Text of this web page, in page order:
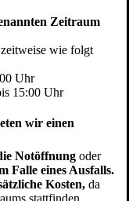
etc.
Oberfläche
Farben Verkehrsweiß
7016),
(ähnlich
Zeitraum
wie folgt
Uhr
15:00 Uhr
wir einen
Notöffnung oder
Falle eines Ausfalls.
Kosten, da